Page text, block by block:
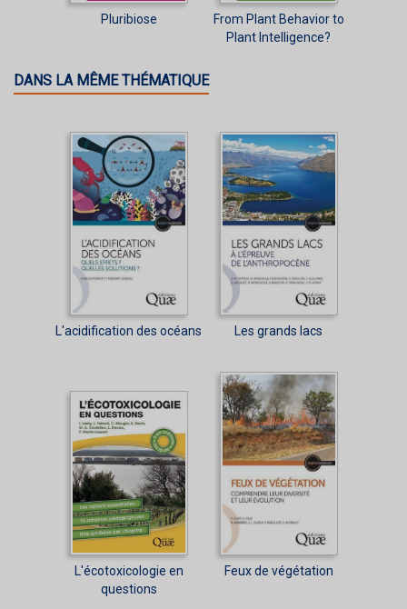
Pluribiose
From Plant Behavior to
Plant Intelligence?
DANS LA MÊME THÉMATIQUE
L'acidification des océans Les grands lacs
L'écotoxicologie en
questions
Feux de végétation